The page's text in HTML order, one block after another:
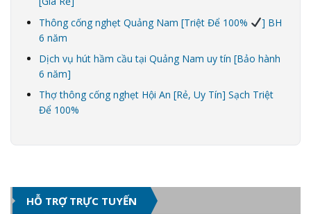
Thông cống nghẹt Quảng Nam [Triệt Để 100%
] BH
6 năm
Dịch vụ hút hầm cầu tại Quảng Nam uy tín [Bảo hành
6 năm]
Thợ thông cống nghẹt Hội An [Rẻ, Uy Tín] Sạch Triệt
Để 100%
HỖ TRỢ TRỰC TUYẾN